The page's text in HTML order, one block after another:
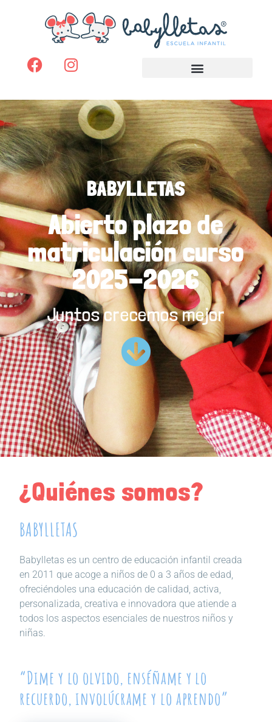
BABYLLETAS
Abierto plazo de
matriculación curso
2025-2026
Juntos crecemos mejor
¿Quiénes somos?
BABYLLETAS
Babylletas es un centro de educación infantil creada
en 2011 que acoge a niños de 0 a 3 años de edad,
ofreciéndoles una educación de calidad, activa,
personalizada, creativa e innovadora que atiende a
todos los aspectos esenciales de nuestros niños y
niñas.
“Dime y lo olvido, enséñame y lo
recuerdo, involúcrame y lo aprendo”